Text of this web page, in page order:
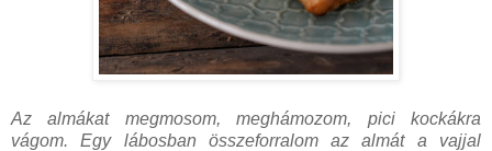
Az almákat megmosom, meghámozom, pici kockákra
vágom. Egy lábosban összeforralom az almát a vajjal